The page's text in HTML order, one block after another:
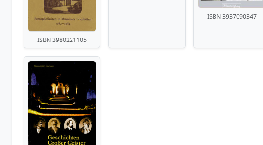
ISBN 3980221105
ISBN 3937090347